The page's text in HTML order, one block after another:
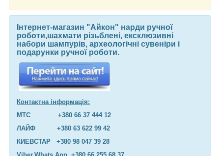
Інтернет-магазин "Айкон" нарди ручної
роботи,шахмати різьблені, ексклюзивні
набори шампурів, археологічні сувеніри і
подарунки ручної роботи.
Контактна інформація:
МТС +380 66 37 444 12
ЛАЙФ +380 63 622 99 42
КИЕВСТАР +380 98 047 39 28